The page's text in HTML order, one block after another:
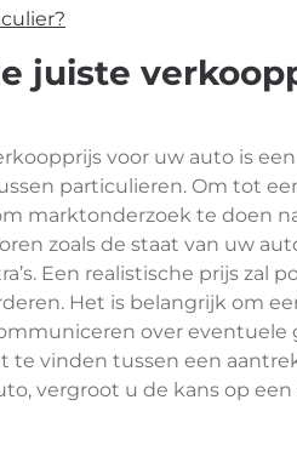
juiste
voor uw auto is
particulieren. Om tot
marktonderzoek te doen
zoals de staat van uw
Een realistische prijs zal
Het is belangrijk om
over
te vinden tussen een
vergroot u de kans op een